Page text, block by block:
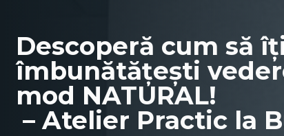
Descoperă cum să
îmbunătățești
mod NATURAL!
– Atelier Practic la